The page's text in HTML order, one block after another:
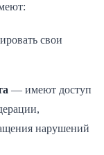
свои
— имеют доступ
нарушений